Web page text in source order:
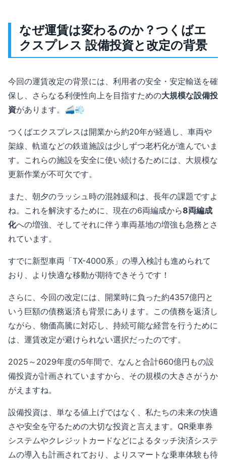
なぜ運賃は変わるのか？つくばエ
クスプレス 設備投資と改定の背景
今回の運賃改定の背景には、利用者の安全・安定輸送を確
保し、さらなる利便性向上を目指すための大規模な設備投
資があります。🚄💨
つくばエクスプレスは開業から約20年が経過し、車両や
架線、軌道などの鉄道施設は少しずつ老朽化が進んでいま
す。これらの施設を安全に使い続けるためには、大規模な
更新作業が不可欠です。
また、朝夕のラッシュ時の混雑緩和は、長年の課題ですよ
ね。これを解決するために、現在の6両編成から8両編成
化への増強、そしてそれに伴う車両基地の増強も急務とさ
れています。
すでに新型車両「TX-4000系」の導入検討も進められて
おり、より快適な移動が期待できそうです！
さらに、今回の改定には、開業時に負った約4357億円と
いう巨額の債務返済も背景にあります。この債務を返済し
ながら、物価高騰に対応し、持続可能な経営を行うために
は、運賃改定が避けられない選択だったのです。
2025～2029年度の5年間で、なんと合計660億円もの設
備投資が計画されていますから、その規模の大きさがうか
がえますね。
設備投資は、単なる値上げではなく、私たちの未来の快適
さや安全を守るための大切な投資と言えます。QR乗車券
システムやクレジットカードなどによるタッチ決済システ
ムの導入も計画されており、よりスマートな乗車体験も待